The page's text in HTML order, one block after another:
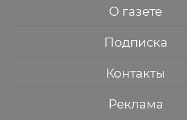
О газете
Подписка
Контакты
Реклама